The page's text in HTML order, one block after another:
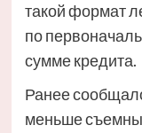
такой формат
по
сумме кредита.
Ранее
меньше